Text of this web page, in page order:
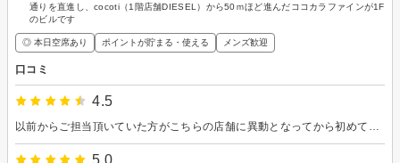
通りを直進し、cocoti（1階店舗DIESEL）から50ｍほど進んだココカラファインが1F
のビルです
◎ 本日空席あり ポイントが貯まる・使える メンズ歓迎
口コミ
4.5
5.0